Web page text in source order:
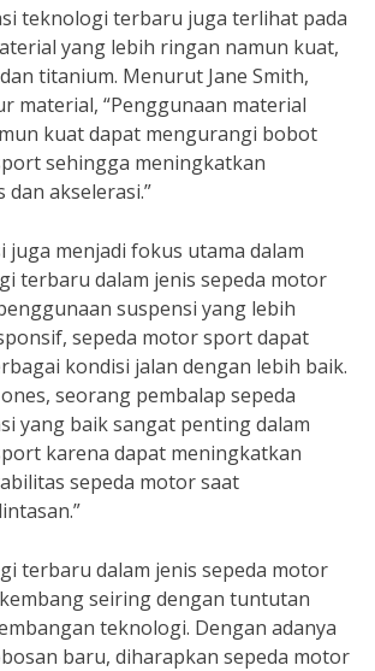
teknologi terbaru juga terlihat pada
yang lebih ringan namun kuat,
titanium. Menurut Jane Smith,
material, “Penggunaan material
kuat dapat mengurangi bobot
sehingga meningkatkan
akselerasi.”
juga menjadi fokus utama dalam
terbaru dalam jenis sepeda motor
suspensi yang lebih
sepeda motor sport dapat
kondisi jalan dengan lebih baik.
seorang pembalap sepeda
yang baik sangat penting dalam
karena dapat meningkatkan
sepeda motor saat
terbaru dalam jenis sepeda motor
seiring dengan tuntutan
teknologi. Dengan adanya
baru, diharapkan sepeda motor